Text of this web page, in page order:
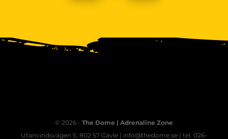
© 2026 - The Dome | Adrenaline Zone
Utanvindsvägen 5, 802 57 Gävle | info@thedome.se | tel. 026-